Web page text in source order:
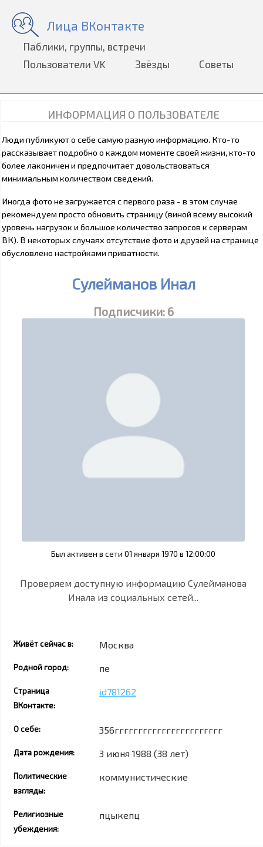
Лица ВКонтакте
Паблики, группы, встречи
Пользователи VK
Звёзды Советы
ИНФОРМАЦИЯ О ПОЛЬЗОВАТЕЛЕ
Люди публикуют о себе самую разную информацию. Кто-то
рассказывает подробно о каждом моменте своей жизни, кто-то
более лаконичен и предпочитает довольствоваться
минимальным количеством сведений.
Иногда фото не загружается с первого раза - в этом случае
рекомендуем просто обновить страницу (виной всему высокий
уровень нагрузок и большое количество запросов к серверам
ВК). В некоторых случаях отсутствие фото и друзей на странице
обусловлено настройками приватности.
Cулейманов Инал
Подписчики: 6
Был активен в сети 01 января 1970 в 12:00:00
Проверяем доступную информацию Cулейманова
Инала из социальных сетей...
Живёт сейчас в: Москва
Родной город: пе
Страница
ВКонтакте:
id781262
О себе: 356ггггггггггггггггггггггг
Дата рождения: 3 июня 1988 (38 лет)
Политические
взгляды:
коммунистические
Религиозные
убеждения:
пцыкепц